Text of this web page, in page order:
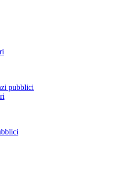
pubblici